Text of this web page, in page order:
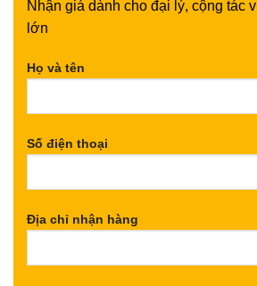
Nhận giá dành cho đại lý, cộng tác
lớn
Họ và tên
Số điện thoại
Địa chỉ nhận hàng